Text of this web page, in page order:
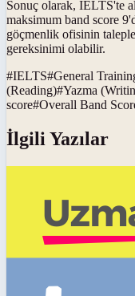
Sonuç olarak, IELTS'te
maksimum band score
göçmenlik ofisinin
gereksinimi olabilir.
#IELTS#General
(Reading)#Yazma
score#Overall Band
İlgili Yazılar